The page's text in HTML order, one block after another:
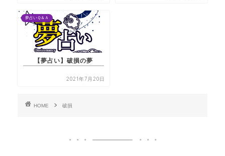
夢占いＱ＆Ａ
【夢占い】破損の夢
2021年7月20日
HOME 破損